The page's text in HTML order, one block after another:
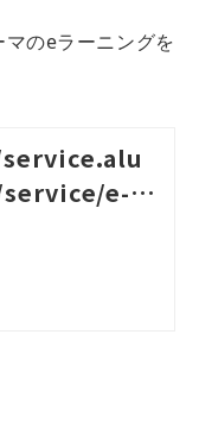
のeラーニングを
e-le